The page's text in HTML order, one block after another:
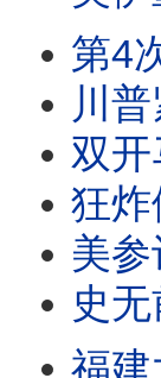
第4次绝杀
川普紧急
双开马兴瑞火
狂炸伊朗300
美参议员
史无前例！“
福建大火